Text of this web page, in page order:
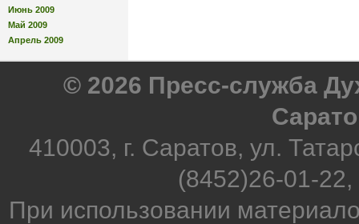
Июнь 2009
Май 2009
Апрель 2009
© 2026 Пресс-служба
410003, г. Саратов, ул.
(8452)26-01-
При использовании